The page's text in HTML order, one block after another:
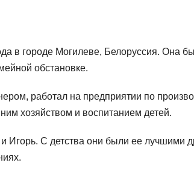
в городе Могилеве, Белоруссия. Она
обстановке.
работал на предприятии по
хозяйством и воспитанием детей.
С детства они были ее лучшими